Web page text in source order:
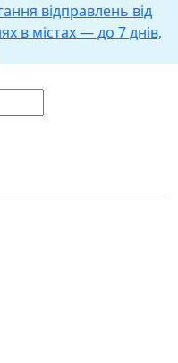
відправлень від
в містах — до 7 днів,